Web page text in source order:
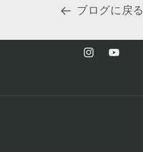
ブログに戻る
InstagramYouTube